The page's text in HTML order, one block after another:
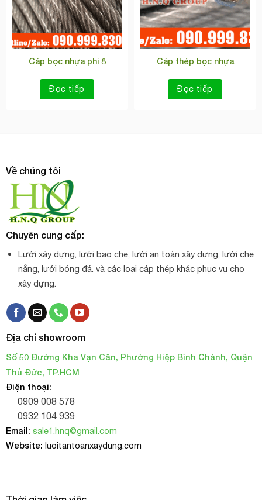
Cáp bọc nhựa phi 8
Đọc tiếp
Cáp thép bọc nhựa
Đọc tiếp
Về chúng tôi
Chuyên cung cấp:
Lưới xây dựng, lưới bao che, lưới an toàn xây dựng, lưới che
nắng, lưới bóng đá. và các loại cáp thép khác phục vụ cho
xây dựng.
Địa chỉ showroom
Số 50 Đường Kha Vạn Cân, Phường Hiệp Bình Chánh, Quận
Thủ Đức, TP.HCM
Điện thoại:
0909 008 578
0932 104 939
Email: sale1.hnq@gmail.com
Website: luoitantoanxaydung.com